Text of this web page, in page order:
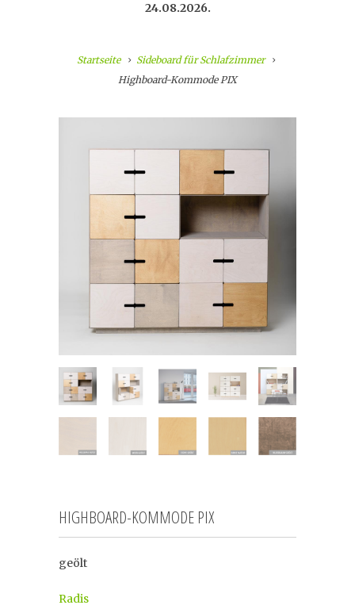
24.08.2026.
Startseite
Sideboard für Schlafzimmer
Highboard-Kommode PIX
HIGHBOARD-KOMMODE PIX
geölt
Radis